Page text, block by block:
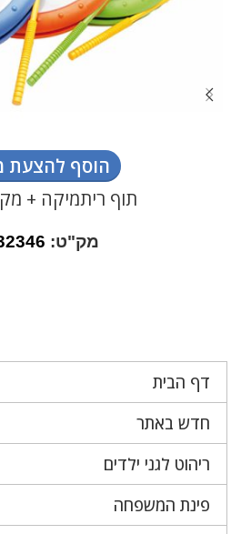
דף הבית
חדש באתר
ריהוט לגני ילדים
פינת המשפחה
הוסף להצעת
תוף ריתמיקה +
מק"ט: